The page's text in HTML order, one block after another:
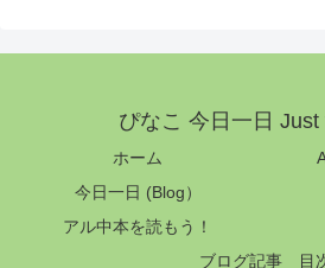
ぴなこ 今日一日 Just
ホーム
今日一日 (Blog）
アル中本を読もう！
ブログ記事 目